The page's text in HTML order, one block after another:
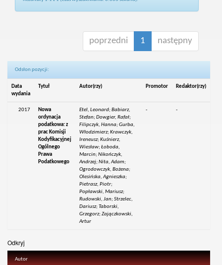
poprzedni 1 następny
Odsłon pozycji:
Data
wydania
Tytuł Autor(rzy) Promotor Redaktor(rzy)
2017
Nowa
ordynacja
podatkowa: z
prac Komisji
Kodyfikacyjnej
Ogólnego
Prawa
Podatkowego
Etel, Leonard; Babiarz,
Stefan; Dowgier, Rafał;
Filipczyk, Hanna; Gurba,
Włodzimierz; Krawczyk,
Ireneusz; Kuśnierz,
Wiesław; Łoboda,
Marcin; Nikończyk,
Andrzej; Nita, Adam;
Ogrodowczyk, Bożena;
Olesińska, Agnieszka;
Pietrasz, Piotr;
Popławski, Mariusz;
Rudowski, Jan; Strzelec,
Dariusz; Taborski,
Grzegorz; Zajączkowski,
Artur
- -
Odkryj
Autor